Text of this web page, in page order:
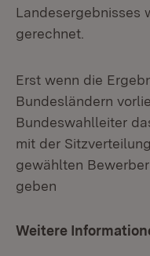
Landesergebnisses
gerechnet.
Erst wenn die
Bundesländern
Bundeswahlleiter
mit der
gewählten
geben
Weitere